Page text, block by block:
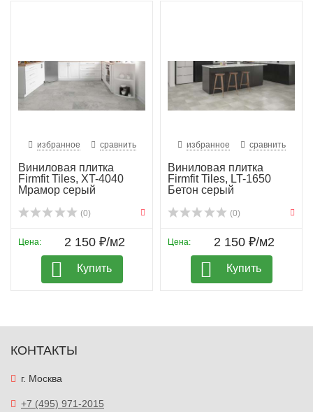
избранное сравнить
Виниловая плитка
Firmfit Tiles, XT-4040
Мрамор серый
(0)
Цена: 2 150 ₽/м2
Купить
избранное сравнить
Виниловая плитка
Firmfit Tiles, LT-1650
Бетон серый
(0)
Цена: 2 150 ₽/м2
Купить
КОНТАКТЫ
г. Москва
+7 (495) 971-2015